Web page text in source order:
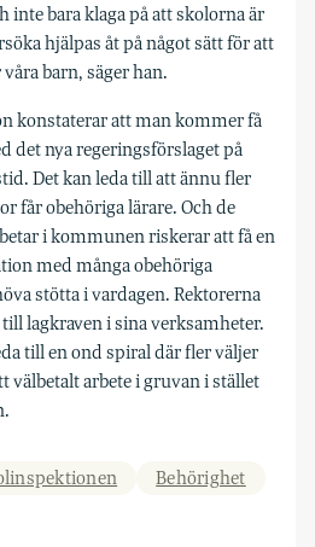
bara klaga på att skolorna är
hjälpas åt på något sätt för att
barn, säger han.
konstaterar att man kommer få
det nya regeringsförslaget på
Det kan leda till att ännu fler
får obehöriga lärare. Och de
i kommunen riskerar att få en
med många obehöriga
stötta i vardagen. Rektorerna
lagkraven i sina verksamheter.
till en ond spiral där fler väljer
välbetalt arbete i gruvan i stället
Behörighet